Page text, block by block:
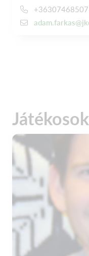
+36307468507
Játékosok